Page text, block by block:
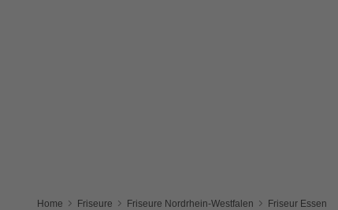
Home Friseure Friseure Nordrhein-Westfalen Friseur Essen